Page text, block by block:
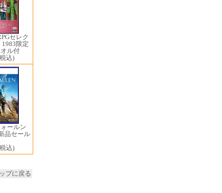
セレク
1983限定
ル付
込)
ールン
品セール
込)
プに戻る